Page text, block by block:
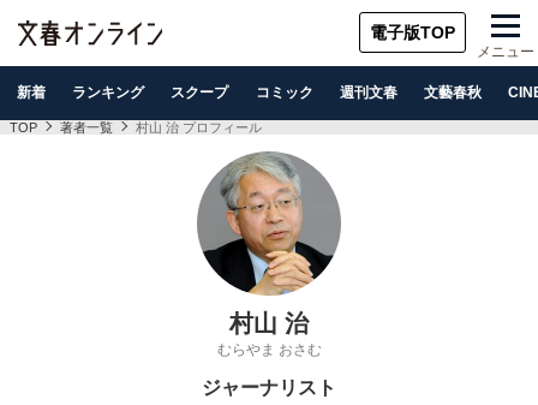
電子版TOP
メニュー
新着 ランキング スクープ コミック 週刊文春 文藝春秋
TOP 著者一覧 村山 治 プロフィール
村山 治
むらやま おさむ
ジャーナリスト